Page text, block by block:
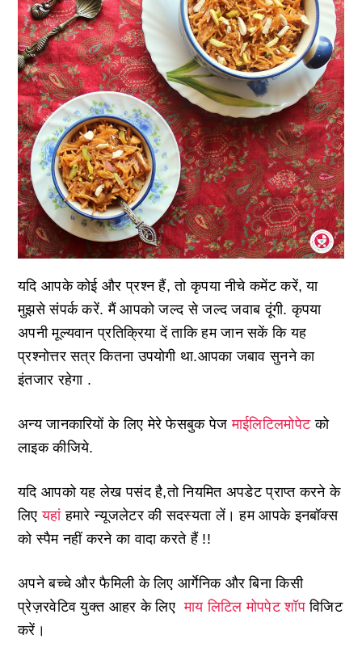
यदि आपके कोई और प्रश्न हैं, तो कृपया नीचे कमेंट करें, या
मुझसे संपर्क करें. मैं आपको जल्द से जल्द जवाब दूंगी. कृपया
अपनी मूल्यवान प्रतिक्रिया दें ताकि हम जान सकें कि यह
प्रश्नोत्तर सत्र कितना उपयोगी था.आपका जबाव सुनने का
इंतजार रहेगा .
अन्य जानकारियों के लिए मेरे फेसबुक पेजमाईलिटिलमोपेटको
लाइक कीजिये.
यदि आपको यह लेख पसंद है,तो नियमित अपडेट प्राप्त करने के
लिएयहांहमारे न्यूजलेटर की सदस्यता लें। हम आपके इनबॉक्स
को स्पैम नहीं करने का वादा करते हैं !!
अपने बच्चे और फैमिली के लिए आर्गेनिक और बिना किसी
प्रेज़रवेटिव युक्त आहर के लिएमाय लिटिल मोपपेट शॉपविजिट
करें।